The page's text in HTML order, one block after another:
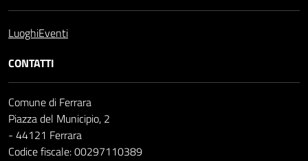
LuoghiEventi
CONTATTI
Comune di Ferrara
Piazza del Municipio, 2
- 44121 Ferrara
Codice fiscale: 00297110389